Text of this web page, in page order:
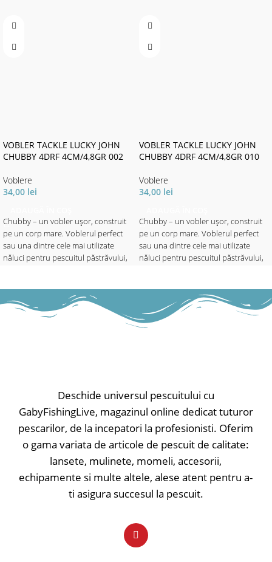
VOBLER TACKLE LUCKY JOHN
CHUBBY 4DRF 4CM/4,8GR 002
Voblere
34,00 lei
Chubby – un vobler ușor, construit
pe un corp mare. Voblerul perfect
sau una dintre cele mai utilizate
năluci pentru pescuitul păstrăvului,
pana la 1.5 metri adâncime prin
recuperări lente sau rapide. Va
funcționa oriunde, în orice moment.
VOBLER TACKLE LUCKY JOHN
CHUBBY 4DRF 4CM/4,8GR 010
Voblere
34,00 lei
Chubby – un vobler ușor, construit
pe un corp mare. Voblerul perfect
sau una dintre cele mai utilizate
năluci pentru pescuitul păstrăvului,
pana la 1.5 metri adâncime prin
recuperări lente sau rapide. Va
funcționa oriunde, în orice moment.
sinking;
Deschide universul pescuitului cu
GabyFishingLive, magazinul online dedicat tuturor
pescarilor, de la incepatori la profesionisti. Oferim
o gama variata de articole de pescuit de calitate:
lansete, mulinete, momeli, accesorii,
echipamente si multe altele, alese atent pentru a-
ti asigura succesul la pescuit.